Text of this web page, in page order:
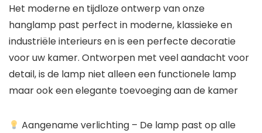
Het moderne en tijdloze ontwerp van onze
hanglamp past perfect in moderne, klassieke en
industriële interieurs en is een perfecte decoratie
voor uw kamer. Ontworpen met veel aandacht voor
detail, is de lamp niet alleen een functionele lamp
maar ook een elegante toevoeging aan de kamer
Aangename verlichting – De lamp past op alle